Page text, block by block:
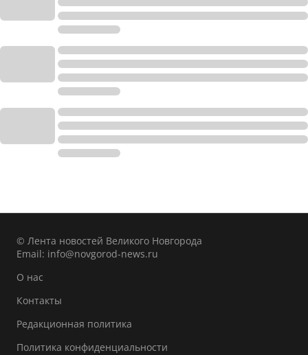
© Лента новостей Великого Новгорода
Email: info@novgorod-news.ru
О нас
Контакты
Редакционная политика
Политика конфиденциальности